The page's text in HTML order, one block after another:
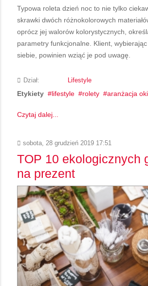
Typowa roleta dzień noc to nie tylko
skrawki dwóch różnokolorowych
oprócz jej walorów kolorystycznych,
parametry funkcjonalne. Klient,
siebie, powinien wziąć je pod uwagę.
Dział: Lifestyle
Etykiety lifestyle rolety aranżacja
Czytaj dalej...
sobota, 28 grudzień 2019 17:51
TOP 10 ekologicznych
na prezent